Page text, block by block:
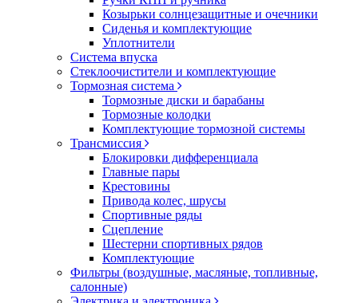
Козырьки солнцезащитные и очечники
Сиденья и комплектующие
Уплотнители
Система впуска
Стеклоочистители и комплектующие
Тормозная система
Тормозные диски и барабаны
Тормозные колодки
Комплектующие тормозной системы
Трансмиссия
Блокировки дифференциала
Главные пары
Крестовины
Привода колес, шрусы
Спортивные ряды
Сцепление
Шестерни спортивных рядов
Комплектующие
Фильтры (воздушные, масляные, топливные,
салонные)